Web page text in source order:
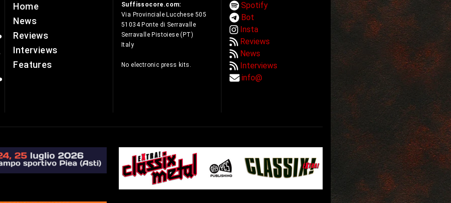
Home
News
Reviews
Interviews
Features
Suffissocore.com:
Via Provinciale Lucchese 505
51034 Ponte di Serravalle
Serravalle Pistoiese (PT)
Italy
No electronic press kits.
Spotify
Bot
Insta
Reviews
News
Interviews
info@